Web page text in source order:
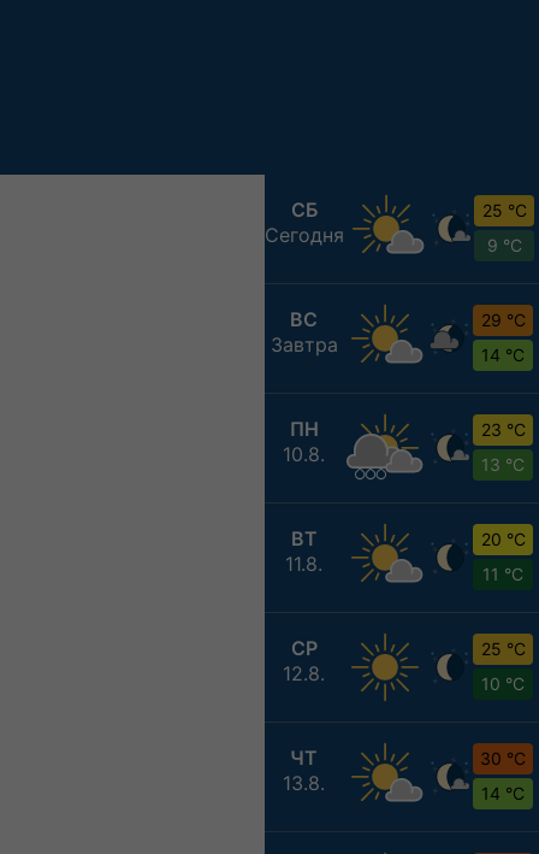
СБ
Сегодня
25 °C
9 °C
ВС
Завтра
29 °C
14 °C
ПН
10.8.
23 °C
13 °C
ВТ
11.8.
20 °C
11 °C
СР
12.8.
25 °C
10 °C
ЧТ
13.8.
30 °C
14 °C